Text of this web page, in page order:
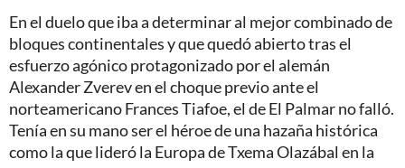
En el duelo que iba a determinar al mejor combinado de
bloques continentales y que quedó abierto tras el
esfuerzo agónico protagonizado por el alemán
Alexander Zverev en el choque previo ante el
norteamericano Frances Tiafoe, el de El Palmar no falló.
Tenía en su mano ser el héroe de una hazaña histórica
como la que lideró la Europa de Txema Olazábal en la